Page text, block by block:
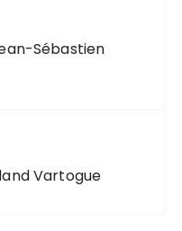
Sébastien
Vartogue